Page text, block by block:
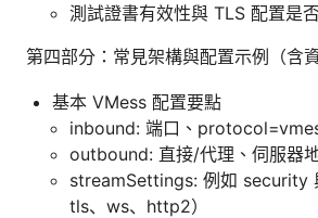
測試證書有效性與 TLS 配置是
第四部分：常見架構與配置示例（含
基本 VMess 配置要點
inbound: 端口、
outbound: 直接/代理、伺服器
streamSettings: 例如 security
tls、ws、http2）